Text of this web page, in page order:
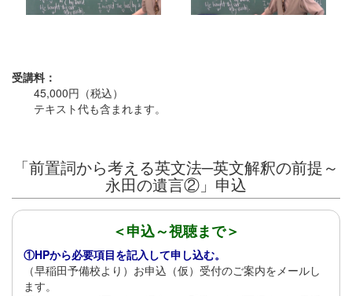
受講料：
45,000円（税込）
テキスト代も含まれます。
「前置詞から考える英文法─英文解釈の前提～
永田の遺言②」申込
＜申込～視聴まで＞
①HPから必要項目を記入して申し込む。
（早稲田予備校より）お申込（仮）受付のご案内をメールし
ます。